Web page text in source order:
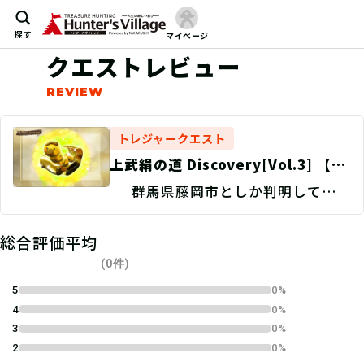
探す マイページ
クエストレビュー
トレジャークエスト
上武絹の道 Discovery[Vol.3] 【富
岡市の謎】幻の黄金蚕を探せ！/宝物
群馬県藤岡市としか判明していな
い。
総合評価平均
(0件)
5
0%
4
0%
3
0%
2
0%